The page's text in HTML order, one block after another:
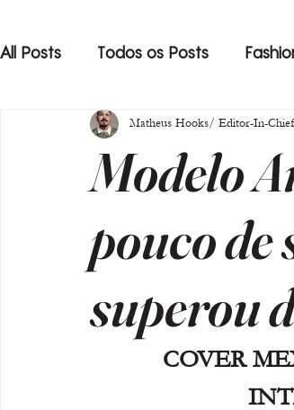
All Posts Todos os Posts
Modelo
pouco
superou
Matheus Hooks/ Editor-In-Chief
COVER